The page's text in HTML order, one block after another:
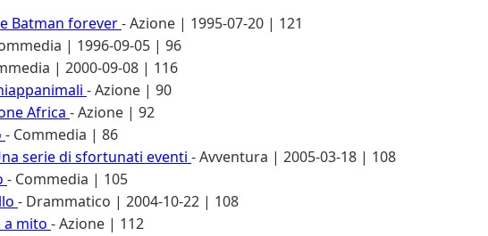
Batman forever- Azione | 1995-07-20 | 121
| 1996-09-05 | 96
| 2000-09-08 | 116
- Azione | 90
Africa - Azione | 92
- Commedia | 86
serie di sfortunati eventi - Avventura | 2005-03-18 | 108
- Commedia | 105
- Drammatico | 2004-10-22 | 108
a mito - Azione | 112